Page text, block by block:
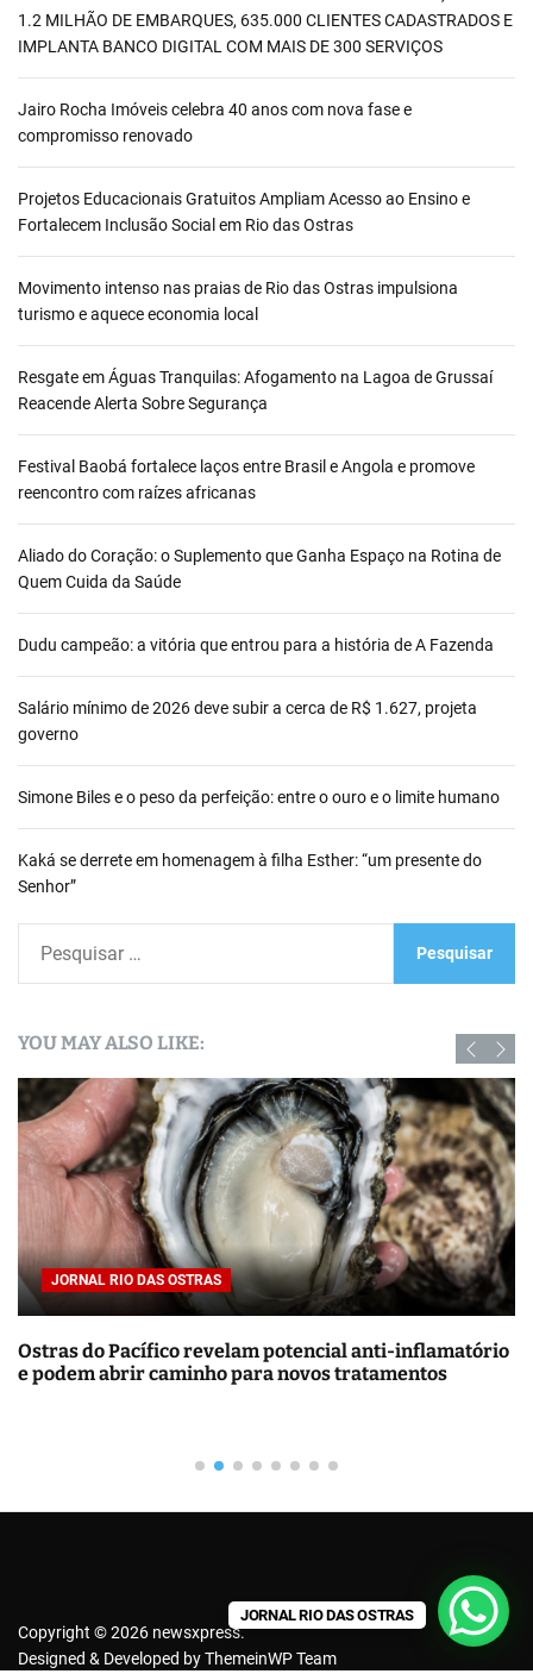
1.2 MILHÃO DE EMBARQUES, 635.000 CLIENTES CADASTRADOS E
IMPLANTA BANCO DIGITAL COM MAIS DE 300 SERVIÇOS
Jairo Rocha Imóveis celebra 40 anos com nova fase e
compromisso renovado
Projetos Educacionais Gratuitos Ampliam Acesso ao Ensino e
Fortalecem Inclusão Social em Rio das Ostras
Movimento intenso nas praias de Rio das Ostras impulsiona
turismo e aquece economia local
Resgate em Águas Tranquilas: Afogamento na Lagoa de Grussaí
Reacende Alerta Sobre Segurança
Festival Baobá fortalece laços entre Brasil e Angola e promove
reencontro com raízes africanas
Aliado do Coração: o Suplemento que Ganha Espaço na Rotina de
Quem Cuida da Saúde
Dudu campeão: a vitória que entrou para a história de A Fazenda
Salário mínimo de 2026 deve subir a cerca de R$ 1.627, projeta
governo
Simone Biles e o peso da perfeição: entre o ouro e o limite humano
Kaká se derrete em homenagem à filha Esther: “um presente do
Senhor”
u
i
s
a
r
r
:
YOU MAY ALSO LIKE:
JORNAL RIO DAS OSTRAS
Ostras do Pacífico revelam potencial anti-inflamatório
e podem abrir caminho para novos tratamentos
Copyright © 2026 newsxpress.
Designed & Developed byThemeinWP Team
JORNAL RIO DAS OSTRAS